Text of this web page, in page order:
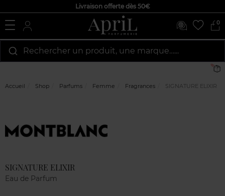
Livraison offerte dès 50€
0
Rechercher un produit, une marque…...
Accueil Shop Parfums Femme Fragrances SIGNATURE ELIXIR
SIGNATURE ELIXIR
Eau de Parfum